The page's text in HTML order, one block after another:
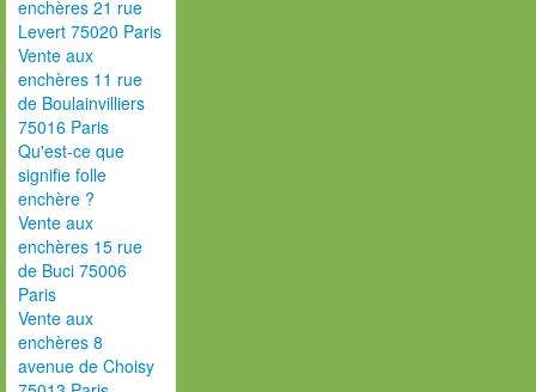
enchères 21 rue
Levert 75020 Paris
Vente aux
enchères 11 rue
de Boulainvilliers
75016 Paris
Qu'est-ce que
signifie folle
enchère ?
Vente aux
enchères 15 rue
de Buci 75006
Paris
Vente aux
enchères 8
avenue de Choisy